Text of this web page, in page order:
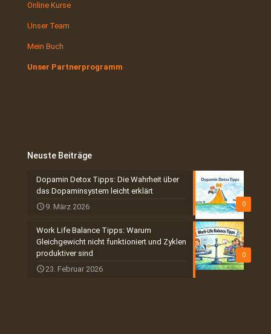
Online Kurse
Unser Team
Mein Buch
Unser Partnerprogramm
Neuste Beiträge
0
Dopamin Detox Tipps: Die Wahrheit über
das Dopaminsystem leicht erklärt
9. März 2026
0
Work Life Balance Tipps: Warum
Gleichgewicht nicht funktioniert und Zyklen
produktiver sind
23. Februar 2026